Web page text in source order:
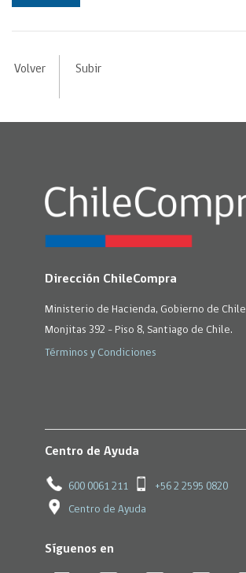
Volver Subir
Dirección ChileCompra
Ministerio de Hacienda, Gobierno de Chile
Monjitas 392 - Piso 8, Santiago de Chile.
Términos y Condiciones
Centro de Ayuda
600 0061 211 +56 2 2595 0820
Centro de Ayuda
Síguenos en